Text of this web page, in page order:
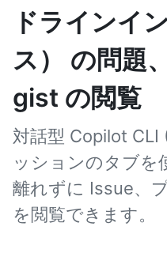
ドラインイ
ス） の問題
gist の閲覧
対話型 Copilot CLI
ッションのタブを
離れずに Issue、
を閲覧できます。